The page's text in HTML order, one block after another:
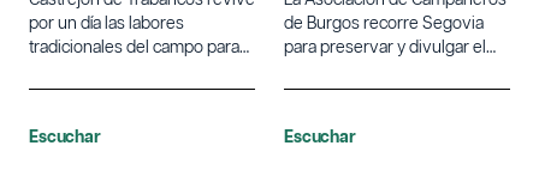
por un día las labores
tradicionales del campo para
de Burgos recorre Segovia
para preservar y divulgar el
campanas.
Escuchar Escuchar